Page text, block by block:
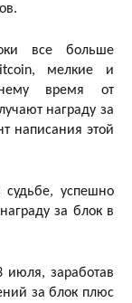
все больше
мелкие и
время от
награду за
написания этой
успешно
за блок в
заработав
за блок плюс